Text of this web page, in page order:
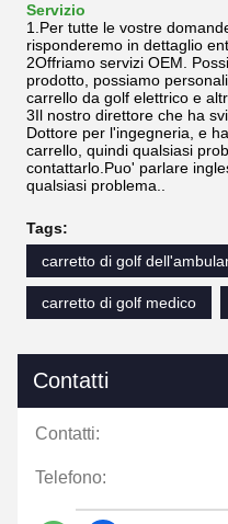
Servizio
1.Per tutte le vostre
risponderemo in dettaglio
2Offriamo servizi OEM.
prodotto, possiamo
carrello da golf elettrico e
3Il nostro direttore che ha
Dottore per l'ingegneria, e
carrello, quindi qualsiasi
contattarlo.Puo' parlare
qualsiasi problema..
Tags:
carretto di golf
carretto di golf medico
Contatti
Contatti:
Telefono: